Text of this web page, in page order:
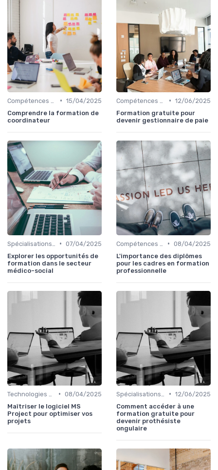
• 15/04/2025
Comprendre la formation de
coordinateur
• 12/06/2025
Formation gratuite pour
devenir gestionnaire de paie
• 07/04/2025
Explorer les opportunités de
formation dans le secteur
médico-social
• 08/04/2025
L'importance des diplômes
pour les cadres en formation
professionnelle
• 08/04/2025
Maîtriser le logiciel MS
Project pour optimiser vos
projets
• 12/06/2025
Comment accéder à une
formation gratuite pour
devenir prothésiste
ongulaire